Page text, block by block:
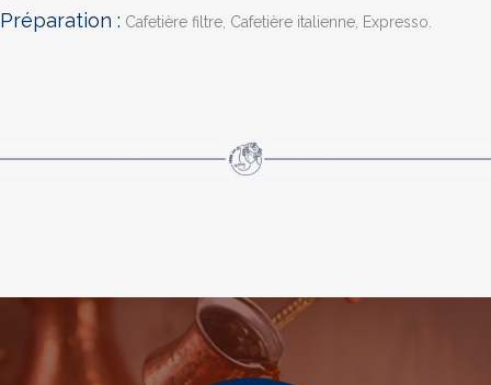
Préparation : Cafetière filtre, Cafetière italienne, Expresso.